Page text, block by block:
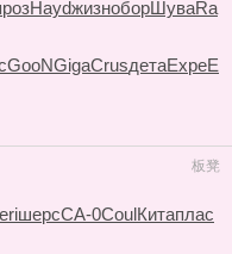
HaydжизноборШуваRa
GooNGigaCrusдетаExpeE
板凳
шерсСА-0CoulКитаплас